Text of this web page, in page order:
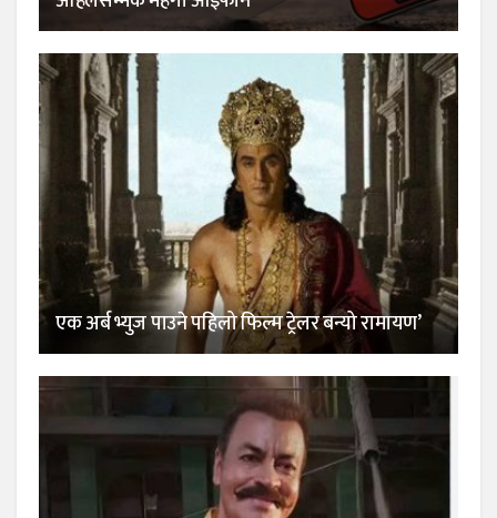
एक अर्ब भ्युज पाउने पहिलो फिल्म ट्रेलर बन्यो रामायण’